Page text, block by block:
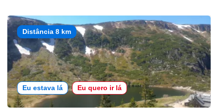
Distância 8 km
Eu estava lá Eu quero ir lá